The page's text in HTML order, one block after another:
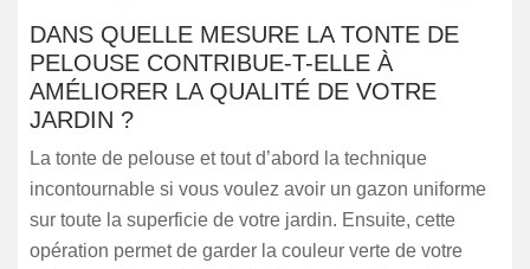
DANS QUELLE MESURE LA TONTE DE
PELOUSE CONTRIBUE-T-ELLE À
AMÉLIORER LA QUALITÉ DE VOTRE
JARDIN ?
La tonte de pelouse et tout d’abord la technique
incontournable si vous voulez avoir un gazon uniforme
sur toute la superficie de votre jardin. Ensuite, cette
opération permet de garder la couleur verte de votre